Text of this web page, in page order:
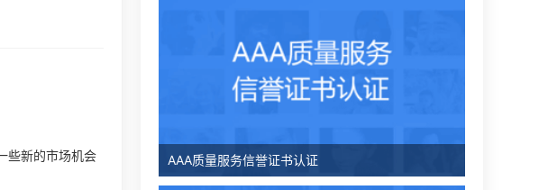
些新的市场机会
AAA质量服务信誉证书认证